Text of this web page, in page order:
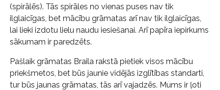
(spirālēs). Tās spirāles no vienas puses nav tik
ilglaicīgas, bet mācību grāmatas arī nav tik ilglaicīgas,
lai lieki izdotu lielu naudu iesiešanai. Arī papīra iepirkums
sākumam ir paredzēts.
Pašlaik grāmatas Braila rakstā pietiek visos mācību
priekšmetos, bet būs jaunie vidējās izglītības standarti,
tur būs jaunas grāmatas, tās arī vajadzēs. Mums ir ļoti